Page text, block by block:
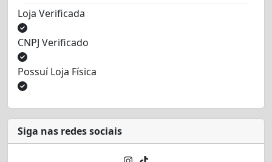
Loja Verificada
CNPJ Verificado
Possuí Loja Física
Siga nas redes sociais